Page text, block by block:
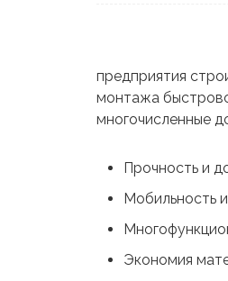
предприятия
монтажа
многочисленные
Прочность и
Мобильность
Экономия